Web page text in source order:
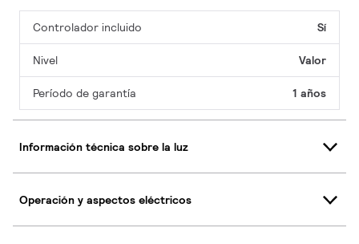
Controlador incluido Sí
Nivel Valor
Período de garantía 1 años
Información técnica sobre la luz
Operación y aspectos eléctricos